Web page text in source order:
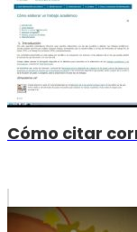
Cómo citar